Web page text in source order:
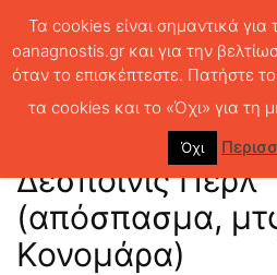
ΚΕΙΜΕΝΑ ΛΟΓΟΤΕΧΝΙΑΣ
Περλ (απόσπασμα, μτφρ. Λίλα Κονομάρα)
Γκυ ντε
Δεσποινίς Περλ
(απόσπασμα,
Κονομάρα)
Τα cookies είναι σημαντικά για
oanagnostis.gr και για την
όταν το επισκέπτεστε. Πατήστε
τα cookies και το «Όχι» για τη
Όχι